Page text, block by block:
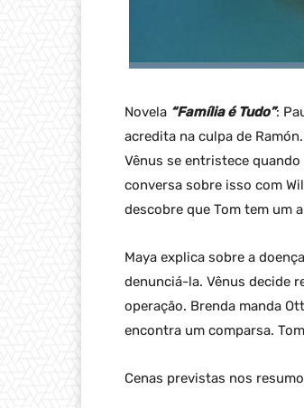
Novela “Família é Tudo”:
acredita na culpa de
Vênus se entristece quando
conversa sobre isso com
descobre que Tom tem um
Maya explica sobre a
denunciá-la. Vênus decide
operação. Brenda manda
encontra um comparsa.
Cenas previstas nos